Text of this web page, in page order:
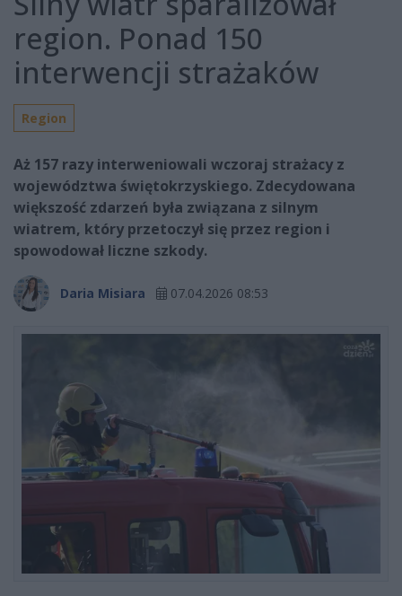
region. Ponad 150
interwencji strażaków
Region
Aż 157 razy interweniowali wczoraj strażacy z
województwa świętokrzyskiego. Zdecydowana
większość zdarzeń była związana z silnym
wiatrem, który przetoczył się przez region i
spowodował liczne szkody.
Daria Misiara 07.04.2026 08:53